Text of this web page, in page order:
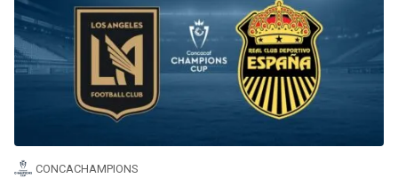
CONCACHAMPIONS